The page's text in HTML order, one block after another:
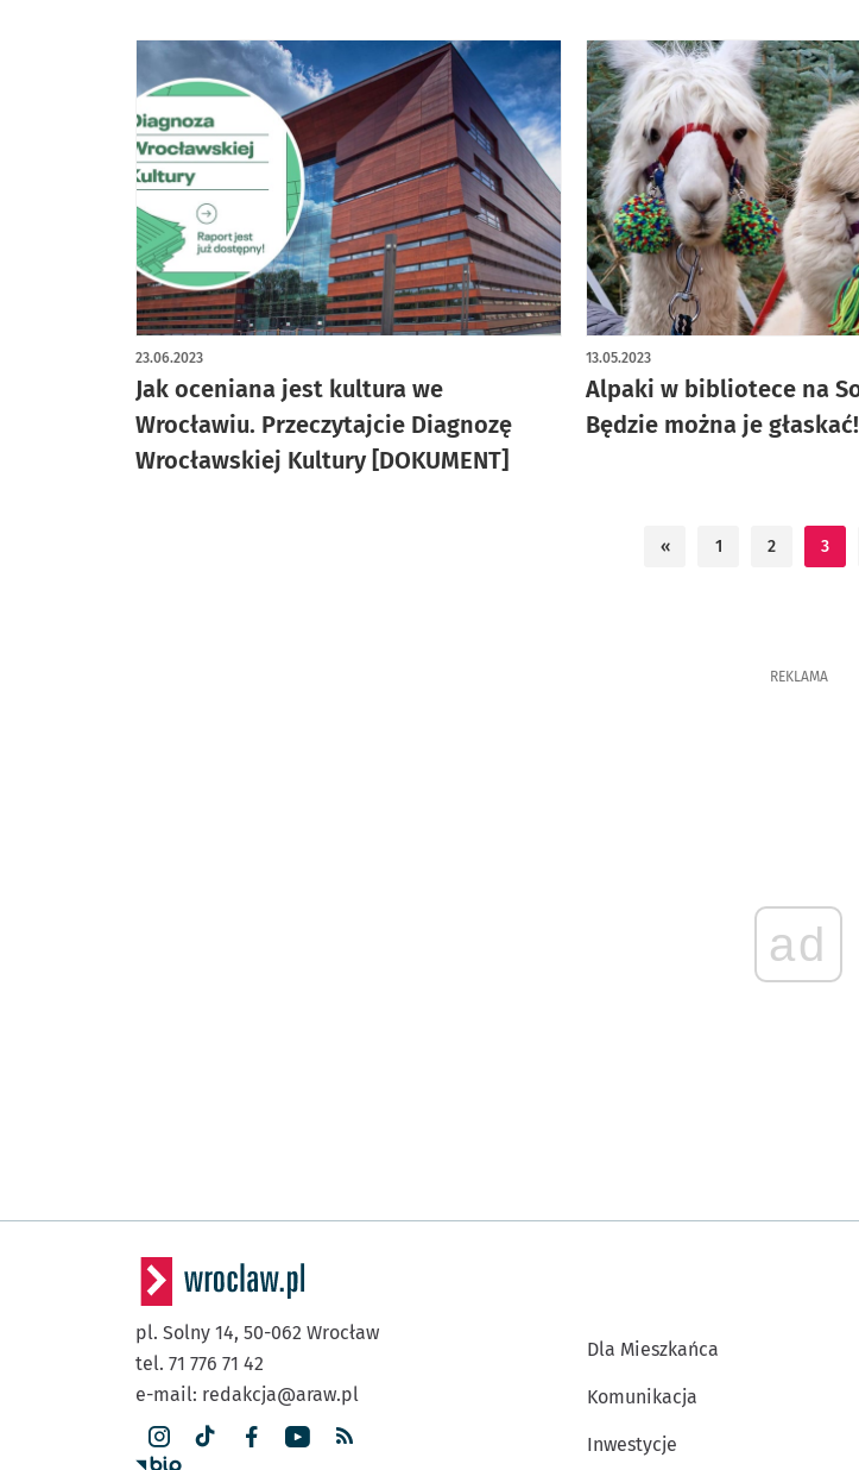
Jak oceniana jest kultura we
Wrocławiu. Przeczytajcie Diagnozę
Wrocławskiej Kultury [DOKUMENT]
23.06.2023
Alpaki w bibliotece na
Będzie można je głaskać!
13.05.2023
« 1 2 3
REKLAMA
ad
pl. Solny 14, 50-062 Wrocław
tel. 71 776 71 42
e-mail: redakcja@araw.pl
Dla Mieszkańca
Komunikacja
Inwestycje